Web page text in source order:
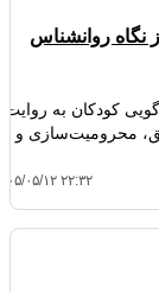
نگاه روانشناس
کودکان به روایت
محرومیت‌سازی و
۱۴۰۵/۰۵/۱۲